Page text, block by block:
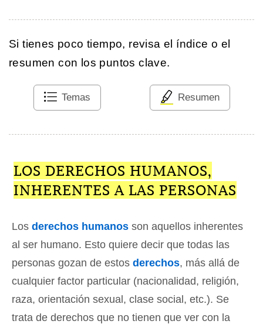
Si tienes poco tiempo, revisa el índice o el
resumen con los puntos clave.
Temas Resumen
LOS DERECHOS HUMANOS,
INHERENTES A LAS PERSONAS
Los derechos humanos son aquellos inherentes
al ser humano. Esto quiere decir que todas las
personas gozan de estos derechos, más allá de
cualquier factor particular (nacionalidad, religión,
raza, orientación sexual, clase social, etc.). Se
trata de derechos que no tienen que ver con la